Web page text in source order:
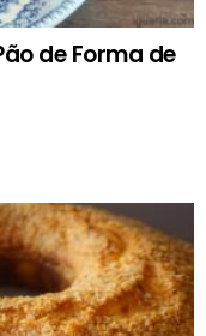
de Forma de